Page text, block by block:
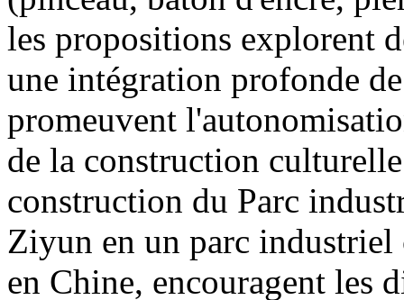
les propositions explorent
une intégration profonde
promeuvent
de la construction
construction du Parc
Ziyun en un parc
en Chine, encouragent les